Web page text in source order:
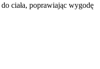
ciała, poprawiając wygodę